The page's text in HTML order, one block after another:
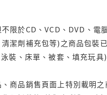
限於CD、VCD、DVD、電
潔劑補充包等)之商品包裝
裝、床單、被套、填充玩
商品銷售頁面上特別載明